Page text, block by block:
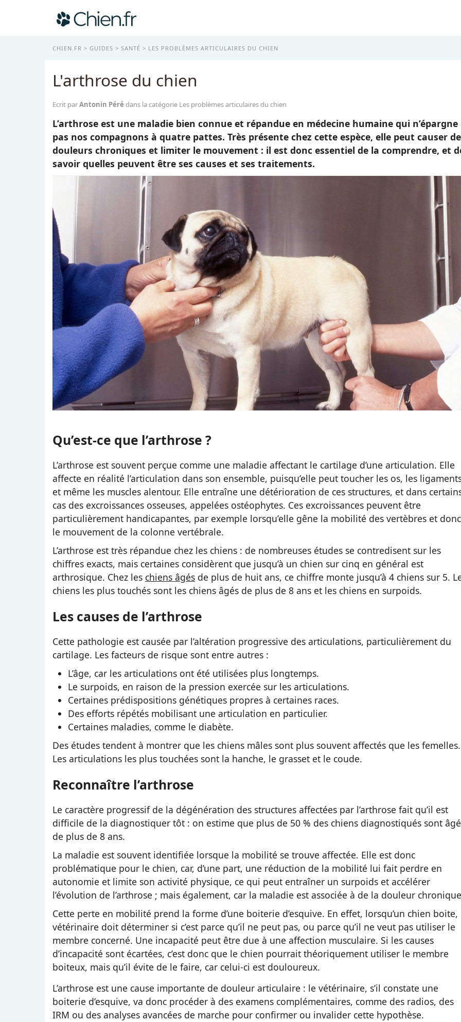
CHIEN.FR GUIDES SANTÉ LES PROBLÈMES ARTICULAIRES DU CHIEN
L'arthrose du chien
Ecrit parAntonin Péré dans la catégorie Les problèmes articulaires du chien
L’arthrose est une maladie bien connue et répandue en médecine humaine qui n’épargne
pas nos compagnons à quatre pattes. Très présente chez cette espèce, elle peut causer
douleurs chroniques et limiter le mouvement : il est donc essentiel de la comprendre, et
savoir quelles peuvent être ses causes et ses traitements.
Qu’est-ce que l’arthrose ?
L’arthrose est souvent perçue comme une maladie affectant le cartilage d’une articulation. Elle
affecte en réalité l’articulation dans son ensemble, puisqu’elle peut toucher les os, les
et même les muscles alentour. Elle entraîne une détérioration de ces structures, et dans
cas des excroissances osseuses, appelées ostéophytes. Ces excroissances peuvent être
particulièrement handicapantes, par exemple lorsqu’elle gêne la mobilité des vertèbres et donc
le mouvement de la colonne vertébrale.
L’arthrose est très répandue chez les chiens : de nombreuses études se contredisent sur les
chiffres exacts, mais certaines considèrent que jusqu’à un chien sur cinq en général est
arthrosique. Chez les chiens âgés de plus de huit ans, ce chiffre monte jusqu’à 4 chiens sur 5.
chiens les plus touchés sont les chiens âgés de plus de 8 ans et les chiens en surpoids.
Les causes de l’arthrose
Cette pathologie est causée par l’altération progressive des articulations, particulièrement du
cartilage. Les facteurs de risque sont entre autres :
L’âge, car les articulations ont été utilisées plus longtemps.
Le surpoids, en raison de la pression exercée sur les articulations.
Certaines prédispositions génétiques propres à certaines races.
Des efforts répétés mobilisant une articulation en particulier.
Certaines maladies, comme le diabète.
Des études tendent à montrer que les chiens mâles sont plus souvent affectés que les femelles.
Les articulations les plus touchées sont la hanche, le grasset et le coude.
Reconnaître l’arthrose
Le caractère progressif de la dégénération des structures affectées par l’arthrose fait qu’il est
difficile de la diagnostiquer tôt : on estime que plus de 50 % des chiens diagnostiqués sont
de plus de 8 ans.
La maladie est souvent identifiée lorsque la mobilité se trouve affectée. Elle est donc
problématique pour le chien, car, d’une part, une réduction de la mobilité lui fait perdre en
autonomie et limite son activité physique, ce qui peut entraîner un surpoids et accélérer
l’évolution de l’arthrose ; mais également, car la maladie est associée à de la douleur
Cette perte en mobilité prend la forme d’une boiterie d’esquive. En effet, lorsqu’un chien boite,
vétérinaire doit déterminer si c’est parce qu’il ne peut pas, ou parce qu’il ne veut pas utiliser le
membre concerné. Une incapacité peut être due à une affection musculaire. Si les causes
d’incapacité sont écartées, c’est donc que le chien pourrait théoriquement utiliser le membre
boiteux, mais qu’il évite de le faire, car celui-ci est douloureux.
L’arthrose est une cause importante de douleur articulaire : le vétérinaire, s’il constate une
boiterie d’esquive, va donc procéder à des examens complémentaires, comme des radios, des
IRM ou des analyses avancées de marche pour confirmer ou invalider cette hypothèse.